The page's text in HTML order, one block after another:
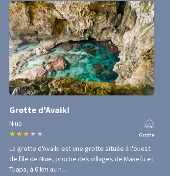
Grotte d'Avaiki
Niue
★ ★ ★ ★ ★ Grotte
La grotte d'Avaiki est une grotte située à l'ouest
de l'île de Niue, proche des villages de Makefu et
Tuapa, à 6 km au n...